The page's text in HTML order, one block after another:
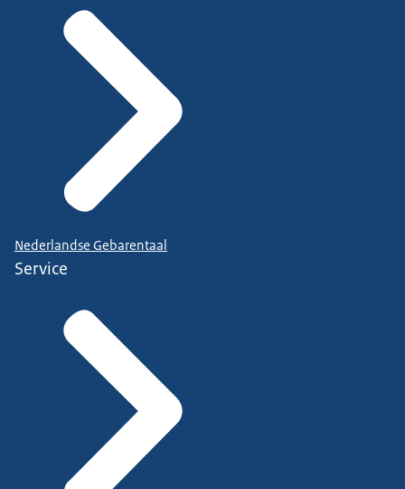
Nederlandse Gebarentaal
Service